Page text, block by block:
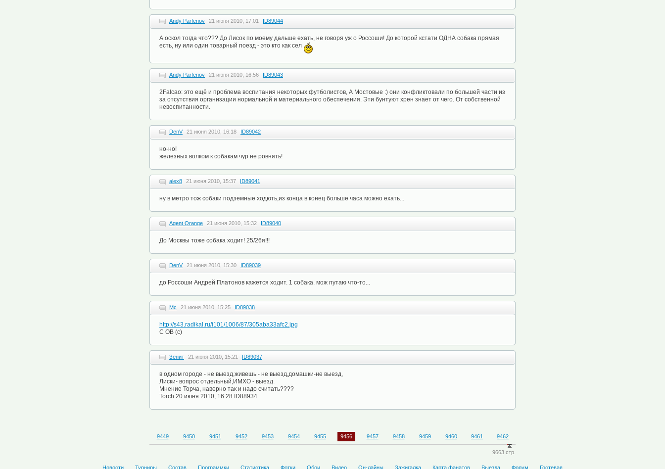
Andy Parfenov 21 июня 2010, 17:01 ID89044
А оскол тогда что??? До Лисок по моему дальше ехать, не говоря уж о Россоши! До которой кстати ОДНА собака прямая
есть, ну или один товарный поезд - это кто как сел
Andy Parfenov 21 июня 2010, 16:56 ID89043
2Falcao: это ещё и проблема воспитания некоторых футболистов, А Мостовые :) они конфликтовали по большей части из
за отсутствия организации нормальной и материального обеспечения. Эти бунтуют хрен знает от чего. От собственной
невоспитанности.
DenV 21 июня 2010, 16:18 ID89042
но-но!
железных волком к собакам чур не ровнять!
alex8 21 июня 2010, 15:37 ID89041
ну в метро тож собаки подземные ходють,из конца в конец больше часа можно ехать...
Agent Orange 21 июня 2010, 15:32 ID89040
До Москвы тоже собака ходит! 25/26я!!!
DenV 21 июня 2010, 15:30 ID89039
до Россоши Андрей Платонов кажется ходит. 1 собака. мож путаю что-то...
Mc 21 июня 2010, 15:25 ID89038
http://s43.radikal.ru/i101/1006/87/305aba33afc2.jpg
С OB (c)
Зенит 21 июня 2010, 15:21 ID89037
в одном городе - не выезд,живешь - не выезд,домашки-не выезд,
Лиски- вопрос отдельный,ИМХО - выезд.
Мнение Торча, наверно так и надо считать????
Torch 20 июня 2010, 16:28 ID88934
9449 9450 9451 9452 9453 9454 9455 9456 9457 9458 9459 9460 9461 9462
9663 стр.
Новости Турниры Состав Программки Статистика Фотки Обои Видео Он-лайны Зажигалка Карта фанатов Выезда Форум Гостевая